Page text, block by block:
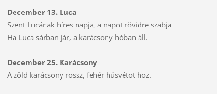
December 13. Luca
Szent Lucának híres napja, a napot rövidre szabja.
Ha Luca sárban jár, a karácsony hóban áll.
December 25. Karácsony
A zöld karácsony rossz, fehér húsvétot hoz.